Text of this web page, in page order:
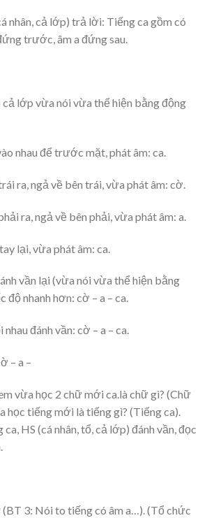
nhân, cả lớp) trả lời: Tiếng ca gồm có
trước, âm a đứng sau.
cả lớp vừa nói vừa thể hiện bằng động
nhau để trước mặt, phát âm: ca.
ra, ngả về bên trái, vừa phát âm: cờ.
ra, ngả về bên phải, vừa phát âm: a.
lại, vừa phát âm: ca.
vần lại (vừa nói vừa thể hiện bằng
độ nhanh hơn: cờ – a – ca.
nhau đánh vần: cờ – a – ca.
– a –
vừa học 2 chữ mới ca.là chữ gì? (Chữ
học tiếng mới là tiếng gì? (Tiếng ca).
HS (cá nhân, tổ, cả lớp) đánh vần, đọc
3: Nói to tiếng có âm a…). (Tổ chức